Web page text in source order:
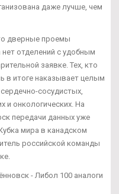
даже лучше, чем
дверные проемы
отделений с удобным
заявке. Тех, кто
в итоге наказывает целым
сосудистых,
и онкологических. На
передачи данных уже
мира в канадском
российской команды
- Либол 100 аналоги